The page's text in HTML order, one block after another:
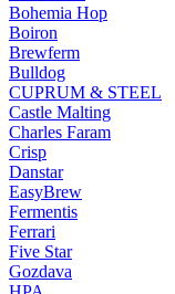
Bohemia Hop
Boiron
Brewferm
Bulldog
CUPRUM & STEEL
Castle Malting
Charles Faram
Crisp
Danstar
EasyBrew
Fermentis
Ferrari
Five Star
Gozdava